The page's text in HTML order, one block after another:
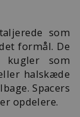
som
formål. De
kugler som
halskæde
Spacers
opdelere.